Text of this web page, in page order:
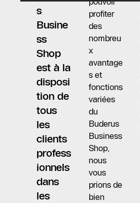
s
Busine
ss
Shop
est à la
disposi
tion de
tous
les
clients
profess
ionnels
dans
les
profiter
des
nombreu
x
avantage
s et
fonctions
variées
du
Buderus
Business
Shop,
nous
vous
prions de
bien